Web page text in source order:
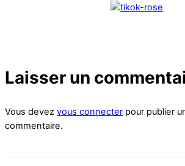
Laisser un
Vous devez vous connecter pour publier
commentaire.